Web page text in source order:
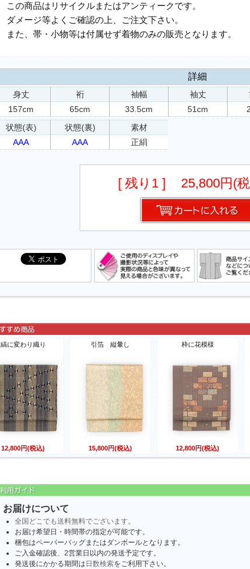
この商品はリサイクルまたはアンティークです。
ダメージ等よくご確認の上、ご注文下さい。
また、帯・小物等は付属せず着物のみの販売となります。
詳細
身丈
157cm
裄
65cm
袖幅
33.5cm
袖丈
51cm
状態(表)
AAA
状態(裏)
AAA
素材
正絹
[ 残り1 ] 25,800円(
縞に変わり織り
12,800円(税込)
引箔 縦暈し
15,800円(税込)
枠に花模様
12,800円(税込)
お届けについて
全国どこでも送料無料でございます。
お届け希望日・時間帯の指定が可能です。
梱包はペーパーバッグまたはダンボールとなります。
ご入金確認後、2営業日以内の発送予定です。
発送後にかかる期間は 日数検索をご利用下さい。